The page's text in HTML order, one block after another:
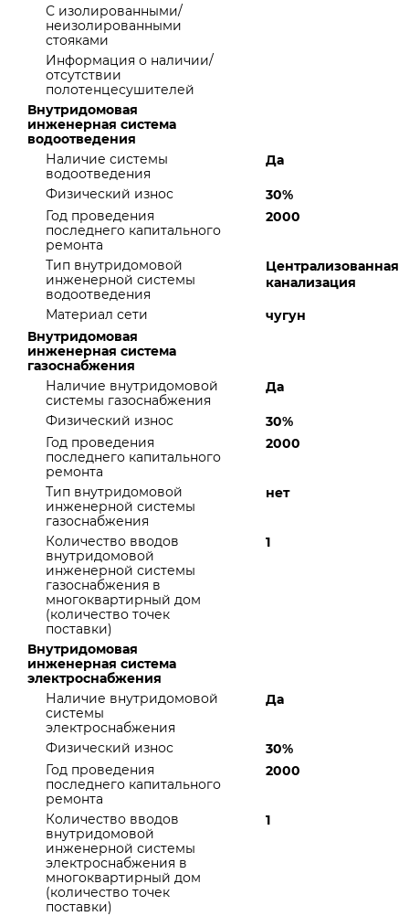
С изолированными/
неизолированными
стояками
Информация о наличии/
отсутствии
полотенцесушителей
Внутридомовая
инженерная система
водоотведения
Наличие системы
водоотведения
Да
Физический износ
30%
Год проведения
последнего капитального
ремонта
2000
Тип внутридомовой
инженерной системы
водоотведения
Централизованная
канализация
Материал сети
чугун
Внутридомовая
инженерная система
газоснабжения
Наличие внутридомовой
системы газоснабжения
Да
Физический износ
30%
Год проведения
последнего капитального
ремонта
2000
Тип внутридомовой
инженерной системы
газоснабжения
нет
Количество вводов
внутридомовой
инженерной системы
газоснабжения в
многоквартирный дом
(количество точек
поставки)
1
Внутридомовая
инженерная система
электроснабжения
Наличие внутридомовой
системы
электроснабжения
Да
Физический износ
30%
Год проведения
последнего капитального
ремонта
2000
Количество вводов
внутридомовой
инженерной системы
электроснабжения в
многоквартирный дом
(количество точек
поставки)
1